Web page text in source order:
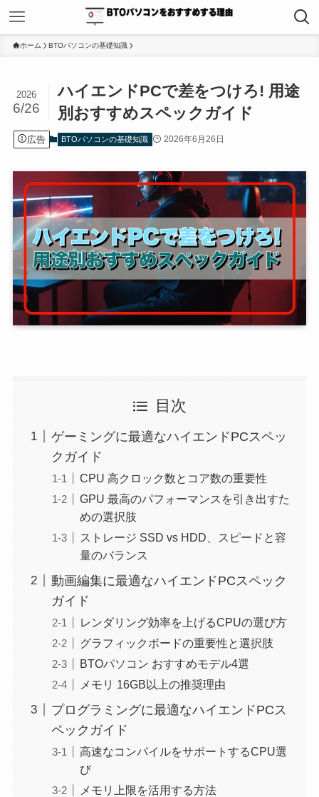
ホーム BTOパソコンの基礎知識
ハイエンドPCで差をつけろ! 用途
別おすすめスペックガイド
2026
6/26
広告 BTOパソコンの基礎知識 2026年6月26日
目次
ゲーミングに最適なハイエンドPCスペッ
クガイド
CPU 高クロック数とコア数の重要性
GPU 最高のパフォーマンスを引き出すた
めの選択肢
ストレージ SSD vs HDD、スピードと容
量のバランス
動画編集に最適なハイエンドPCスペック
ガイド
レンダリング効率を上げるCPUの選び方
グラフィックボードの重要性と選択肢
BTOパソコン おすすめモデル4選
メモリ 16GB以上の推奨理由
プログラミングに最適なハイエンドPCス
ペックガイド
高速なコンパイルをサポートするCPU選
び
メモリ上限を活用する方法